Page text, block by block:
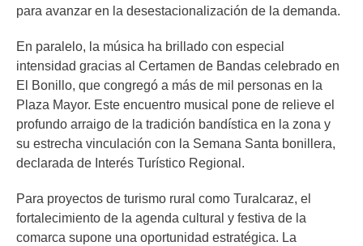
para avanzar en la desestacionalización de la demanda.
En paralelo, la música ha brillado con especial
intensidad gracias al Certamen de Bandas celebrado en
El Bonillo, que congregó a más de mil personas en la
Plaza Mayor. Este encuentro musical pone de relieve el
profundo arraigo de la tradición bandística en la zona y
su estrecha vinculación con la Semana Santa bonillera,
declarada de Interés Turístico Regional.
Para proyectos de turismo rural como Turalcaraz, el
fortalecimiento de la agenda cultural y festiva de la
comarca supone una oportunidad estratégica. La